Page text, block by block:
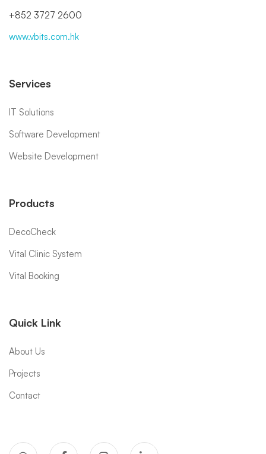
+852 3727 2600
www.vbits.com.hk
Services
IT Solutions
Software Development
Website Development
Products
DecoCheck
Vital Clinic System
Vital Booking
Quick Link
About Us
Projects
Contact